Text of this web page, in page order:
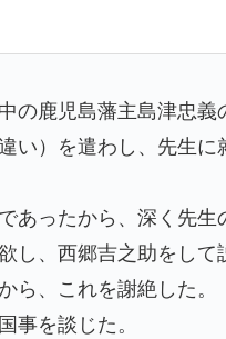
の鹿児島藩主島津忠
い）を遣わし、先生
あったから、深く先
し、西郷吉之助をし
ら、これを謝絶した。
事を談じた。